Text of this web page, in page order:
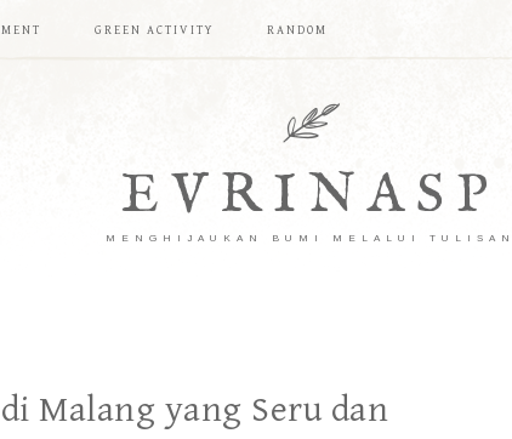
GREEN ACTIVITY RANDOM
EVRINASP
MENGHIJAUKAN BUMI MELALUI TULISAN
Malang yang Seru dan